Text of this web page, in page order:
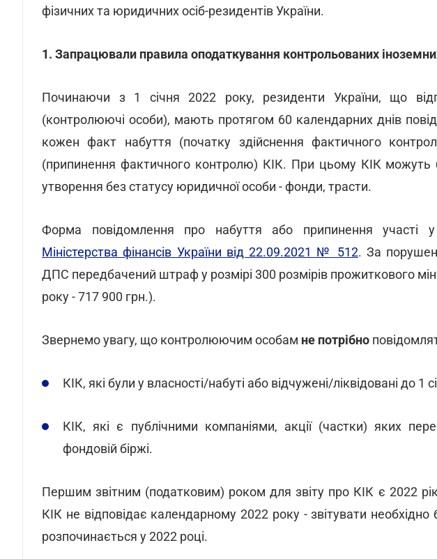
фізичних та юридичних осіб-резидентів України.
1. Запрацювали правила оподаткування контрольованих
Починаючи з 1 січня 2022 року, резиденти України, що
(контролюючі особи), мають протягом 60 календарних днів
кожен факт набуття (початку здійснення фактичного
(припинення фактичного контролю) КІК. При цьому КІК можуть
утворення без статусу юридичної особи - фонди, трасти.
Форма повідомлення про набуття або припинення участі
Міністерства фінансів України від 22.09.2021 № 512. За
ДПС передбачений штраф у розмірі 300 розмірів прожиткового
року - 717 900 грн.).
Звернемо увагу, що контролюючим особам не потрібно
КІК, які були у власності/набуті або відчужені/ліквідовані до 1
КІК, які є публічними компаніями, акції (частки) яких
фондовій біржі.
Першим звітним (податковим) роком для звіту про КІК є 2022
КІК не відповідає календарному 2022 року - звітувати
розпочинається у 2022 році.